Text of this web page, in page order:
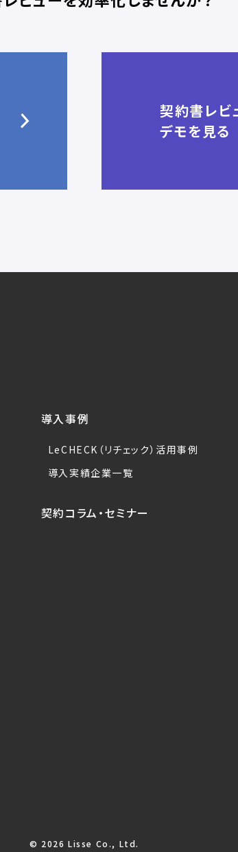
契約書レビ
デモを見る
導入事例
LeCHECK（リチェック）活用事例
導入実績企業一覧
契約コラム・セミナー
© 2026 Lisse Co., Ltd.